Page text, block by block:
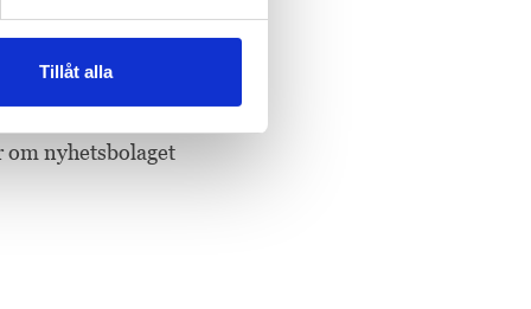
Tillåt alla
lika
om nyhetsbolaget